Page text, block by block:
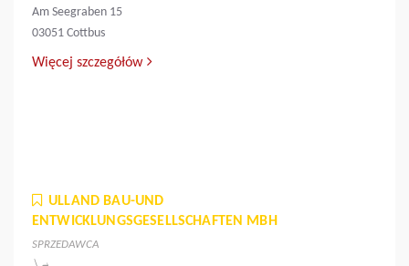
Am Seegraben 15
03051 Cottbus
Więcej szczegółów
ULLAND BAU-UND
ENTWICKLUNGSGESELLSCHAFTEN MBH
SPRZEDAWCA